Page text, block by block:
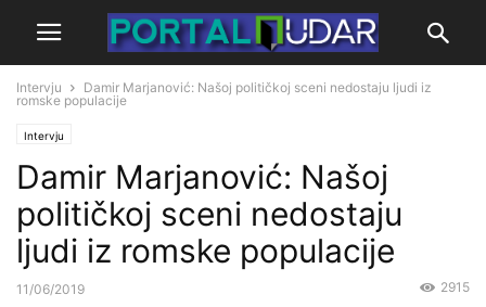
Intervju
Damir Marjanović: Našoj političkoj sceni nedostaju ljudi iz
romske populacije
Intervju
Damir Marjanović: Našoj
političkoj sceni nedostaju
ljudi iz romske populacije
11/06/2019 2915